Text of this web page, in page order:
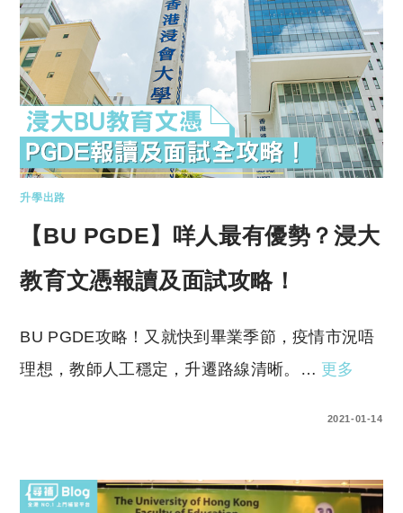
升學出路
【BU PGDE】咩人最有優勢？浸大
教育文憑報讀及面試攻略！
BU PGDE攻略！又就快到畢業季節，疫情市況唔
理想，教師人工穩定，升遷路線清晰。… 更多
2021-01-14